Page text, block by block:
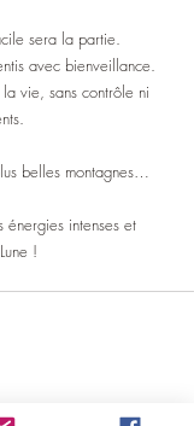
sera la partie.
avec bienveillance.
vie, sans contrôle ni
belles montagnes…
intenses et
!
Voir tout